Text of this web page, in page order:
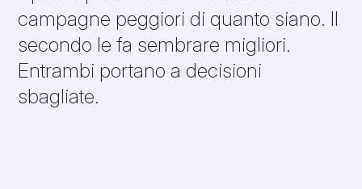
campagne peggiori di quanto siano. Il
secondo le fa sembrare migliori.
Entrambi portano a decisioni
sbagliate.